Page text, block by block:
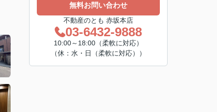
無料お問い合わせ
不動産のとも 赤坂本店
03-6432-9888
10:00～18:00（柔軟に対応）
（休：水・日（柔軟に対応））